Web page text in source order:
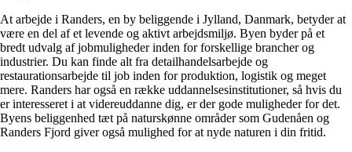
At arbejde i Randers, en by beliggende i Jylland, Danmark, betyder at
være en del af et levende og aktivt arbejdsmiljø. Byen byder på et
bredt udvalg af jobmuligheder inden for forskellige brancher og
industrier. Du kan finde alt fra detailhandelsarbejde og
restaurationsarbejde til job inden for produktion, logistik og meget
mere. Randers har også en række uddannelsesinstitutioner, så hvis du
er interesseret i at videreuddanne dig, er der gode muligheder for det.
Byens beliggenhed tæt på naturskønne områder som Gudenåen og
Randers Fjord giver også mulighed for at nyde naturen i din fritid.